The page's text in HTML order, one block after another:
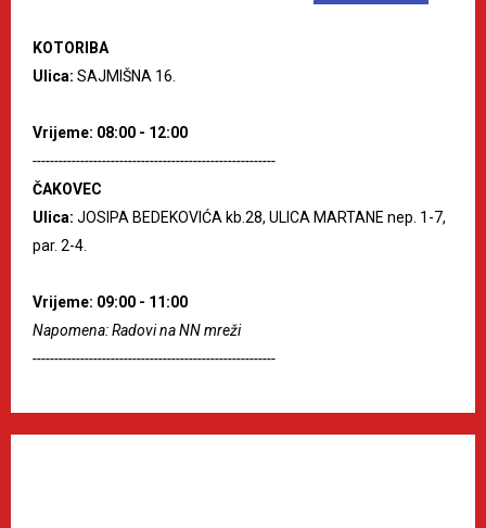
KOTORIBA
Ulica: SAJMIŠNA 16.
Vrijeme: 08:00 - 12:00
--------------------------------------------------------
ČAKOVEC
Ulica: JOSIPA BEDEKOVIĆA kb.28, ULICA MARTANE nep. 1-7,
par. 2-4.
Vrijeme: 09:00 - 11:00
Napomena: Radovi na NN mreži
--------------------------------------------------------